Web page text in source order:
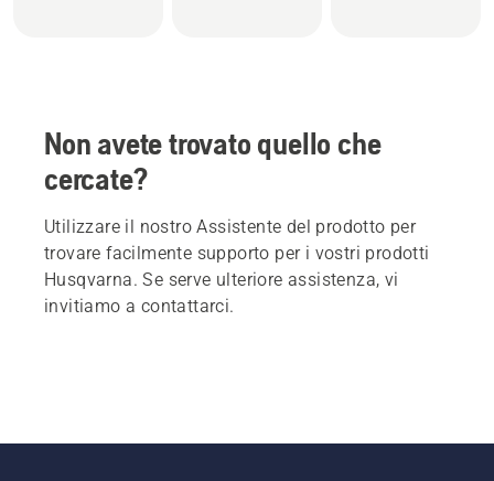
Non avete trovato quello che
cercate?
Utilizzare il nostro Assistente del prodotto per
trovare facilmente supporto per i vostri prodotti
Husqvarna. Se serve ulteriore assistenza, vi
invitiamo a contattarci.